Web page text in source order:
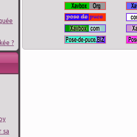
?
sa